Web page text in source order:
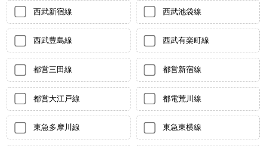
西武新宿線 西武池袋線
西武豊島線 西武有楽町線
都営三田線 都営新宿線
都営大江戸線 都電荒川線
東急多摩川線 東急東横線